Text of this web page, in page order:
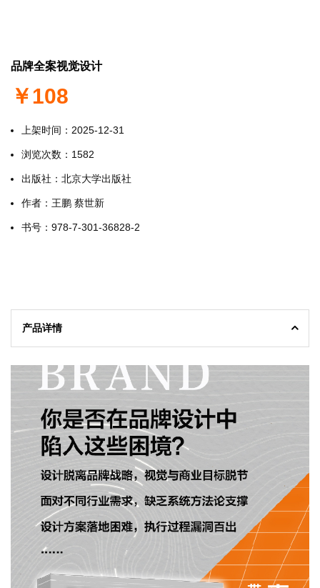
品牌全案视觉设计
价
格
￥108
上架时间：2025-12-31
浏览次数：1582
出版社：北京大学出版社
作者：王鹏 蔡世新
书号：978-7-301-36828-2
产品详情